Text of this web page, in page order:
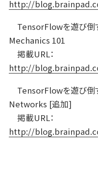
http://
TensorFlowを遊び倒
Mechanics 101
掲載URL：
http://
TensorFlowを遊び倒
Networks [追加]
掲載URL：
http://